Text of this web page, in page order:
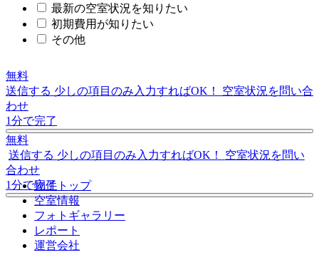
最新の空室状況を知りたい
初期費用が知りたい
その他
無料
送信する 少しの項目のみ入力すればOK！
空室状況を問い合
わせ
1分で完了
無料
送信する 少しの項目のみ入力すればOK！
空室状況を問い
合わせ
1分で完了物件トップ
空室情報
フォト ギャラリー
レポート
運営会社